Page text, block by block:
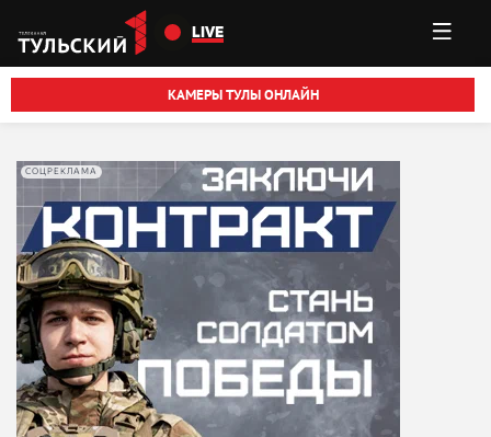
Перейти к основному содержанию
LIVE
КАМЕРЫ ТУЛЫ ОНЛАЙН
СОЦРЕКЛАМА